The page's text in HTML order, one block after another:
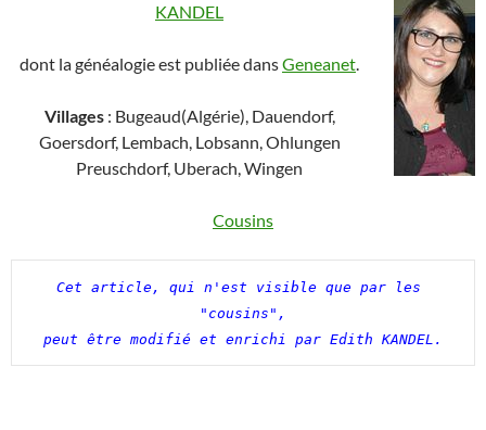
KANDEL
dont la généalogie est publiée dansGeneanet.
Villages: Bugeaud(Algérie), Dauendorf,
Goersdorf, Lembach, Lobsann, Ohlungen
Preuschdorf, Uberach, Wingen
Cousins
Cet article, qui n'est visible que par les
"cousins",
peut être modifié et enrichi par Edith KANDEL.